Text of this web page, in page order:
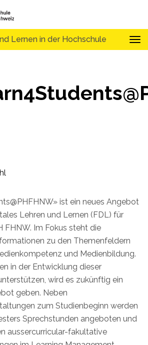
Lernen in der Hochschule
ist ein neues Angebot
Lehren und Lernen (FDL) für
FHNW. Im Fokus steht die
zu den Themenfeldern
und Medienbildung.
in der Entwicklung dieser
wird es zukünftig ein
geben. Neben
zum Studienbeginn werden
Sprechstunden angeboten und
aussercurricular-fakultative